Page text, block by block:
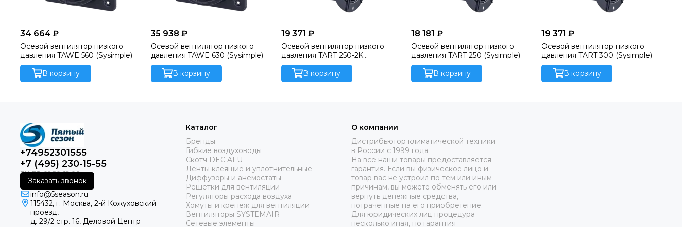
34 664 ₽
Осевой вентилятор низкого
давления TAWE 560 (Sysimple)
В корзину
35 938 ₽
Осевой вентилятор низкого
давления TAWE 630 (Sysimple)
В корзину
19 371 ₽
Осевой вентилятор низкого
давления TART 250-2K
(Sysimple)
В корзину
18 181 ₽
Осевой вентилятор низкого
давления TART 250 (Sysimple)
В корзину
19 371 ₽
Осевой вентилятор низкого
давления TART 300 (Sysimple)
В корзину
+74952301555
+7 (495) 230-15-55
Заказать звонок
info@5season.ru
115432, г. Москва, 2-й Кожуховский
проезд,
д. 29/2 стр. 16, Деловой Центр
Каталог
Бренды
Гибкие воздуховоды
Скотч DEC ALU
Ленты клеящие и уплотнительные
Диффузоры и анемостаты
Решетки для вентиляции
Регуляторы расхода воздуха
Хомуты и крепеж для вентиляции
Вентиляторы SYSTEMAIR
Сетевые элементы
О компании
Дистрибьютор климатической техники
в России с 1999 года
На все наши товары предоставляется
гарантия. Если вы физическое лицо и
товар вас не устроил по тем или иным
причинам, вы можете обменять его или
вернуть денежные средства,
потраченные на его приобретение.
Для юридических лиц процедура
несколько иная, но гарантия